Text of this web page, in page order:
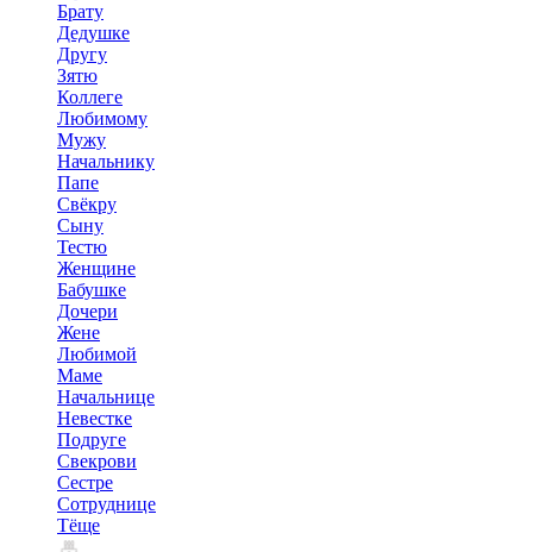
Брату
Дедушке
Другу
Зятю
Коллеге
Любимому
Мужу
Начальнику
Папе
Свёкру
Сыну
Тестю
Женщине
Бабушке
Дочери
Жене
Любимой
Маме
Начальнице
Невестке
Подруге
Свекрови
Сестре
Сотруднице
Тёще